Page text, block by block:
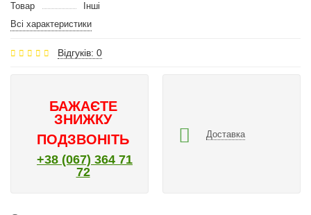
Товар
Інші
Всі характеристики
Відгуків: 0
БАЖАЄТЕ
ЗНИЖКУ
ПОДЗВОНІТЬ
+38 (067) 364 71
72
Доставка